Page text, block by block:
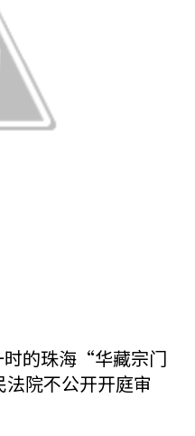
时的珠海“华藏宗门
院不公开开庭审